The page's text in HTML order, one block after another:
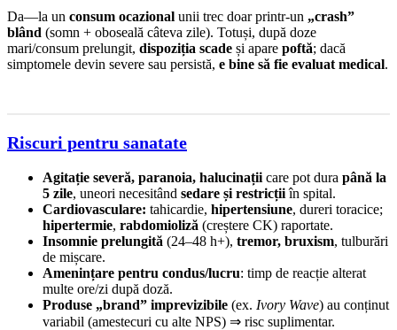
Da—la un consum ocazional unii trec doar printr-un „crash”
blând (somn + oboseală câteva zile). Totuși, după doze
mari/consum prelungit, dispoziția scade și apare poftă; dacă
simptomele devin severe sau persistă, e bine să fie evaluat medical.
Riscuri pentru sanatate
Agitație severă, paranoia, halucinații care pot dura până la
5 zile, uneori necesitând sedare și restricțiiîn spital.
Cardiovasculare: tahicardie, hipertensiune, dureri toracice;
hipertermie, rabdomioliză (creștere CK) raportate.
Insomnie prelungită (24–48 h+), tremor, bruxism, tulburări
de mișcare.
Amenințare pentru condus/lucru: timp de reacție alterat
multe ore/zi după doză.
Produse „brand” imprevizibile (ex. Ivory Wave) au conținut
variabil (amestecuri cu alte NPS) ⇒ risc suplimentar.